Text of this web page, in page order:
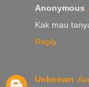
Anonymous
Kak mau
Reply
Unknown